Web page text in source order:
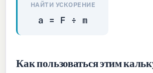
НАЙТИ УСКОРЕНИЕ
a = F ÷ m
Как пользоваться этим